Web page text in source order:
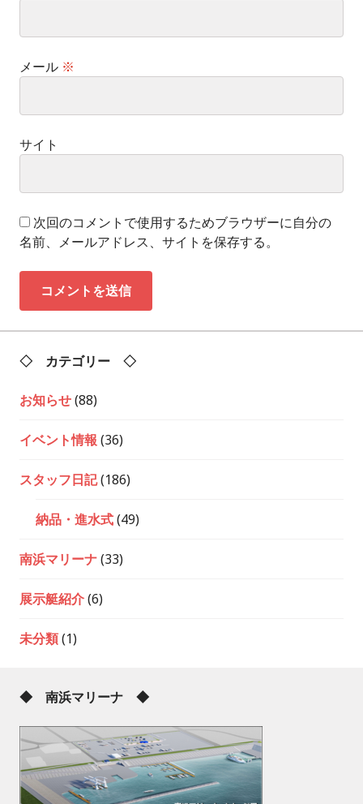
メール ※
サイト
次回のコメントで使用するためブラウザーに自分の
名前、メールアドレス、サイトを保存する。
◇ カテゴリー ◇
お知らせ(88)
イベント情報 (36)
スタッフ日記(186)
納品・進水式(49)
南浜マリーナ(33)
展示艇紹介(6)
未分類(1)
◆ 南浜マリーナ ◆